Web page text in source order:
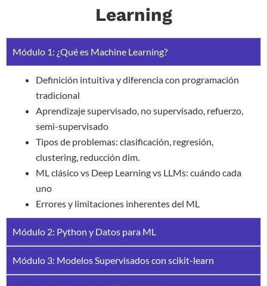
Learning
Módulo 1: ¿Qué es Machine Learning?
Definición intuitiva y diferencia con programación
tradicional
Aprendizaje supervisado, no supervisado, refuerzo,
semi-supervisado
Tipos de problemas: clasificación, regresión,
clustering, reducción dim.
ML clásico vs Deep Learning vs LLMs: cuándo cada
uno
Errores y limitaciones inherentes del ML
Módulo 2: Python y Datos para ML
Módulo 3: Modelos Supervisados con scikit-learn